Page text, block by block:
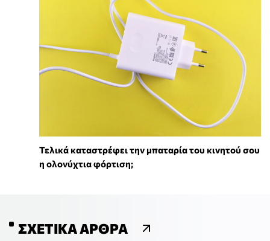
Τελικά καταστρέφει την μπαταρία του κινητού σου
η ολονύχτια φόρτιση;
ΣΧΕΤΙΚΆ ΆΡΘΡΑ